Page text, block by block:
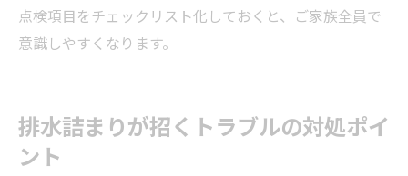
点検項目をチェックリスト化しておくと、ご家族全員で
意識しやすくなります。
排水詰まりが招くトラブルの対処ポイ
ント